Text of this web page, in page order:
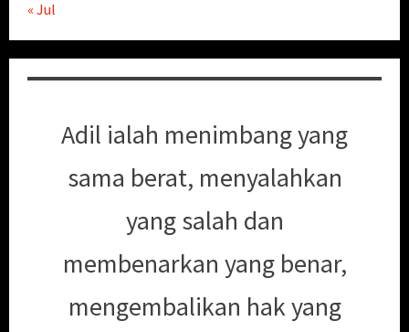
« Jul
Adil ialah menimbang yang
sama berat, menyalahkan
yang salah dan
membenarkan yang benar,
mengembalikan hak yang